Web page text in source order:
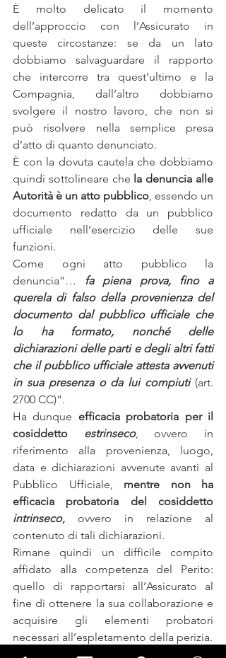
È molto delicato il momento
dell’approccio con l’Assicurato in
queste circostanze: se da un lato
dobbiamo salvaguardare il rapporto
che intercorre tra quest’ultimo e la
Compagnia, dall’altro dobbiamo
svolgere il nostro lavoro, che non si
può risolvere nella semplice presa
d’atto di quanto denunciato.
È con la dovuta cautela che dobbiamo
quindi sottolineare che la denuncia alle
Autorità è un atto pubblico, essendo un
documento redatto da un pubblico
ufficiale nell’esercizio delle sue
funzioni.
Come ogni atto pubblico la
denuncia“… fa piena prova, fino a
querela di falso della provenienza del
documento dal pubblico ufficiale che
lo ha formato, nonché delle
dichiarazioni delle parti e degli altri fatti
che il pubblico ufficiale attesta avvenuti
in sua presenza o da lui compiuti (art.
2700 CC)”.
Ha dunque efficacia probatoria per il
cosiddetto estrinseco, ovvero in
riferimento alla provenienza, luogo,
data e dichiarazioni avvenute avanti al
Pubblico Ufficiale, mentre non ha
intrinseco, ovvero in relazione al
contenuto di tali dichiarazioni.
Rimane quindi un difficile compito
affidato alla competenza del Perito:
quello di rapportarsi all’Assicurato al
fine di ottenere la sua collaborazione e
acquisire gli elementi probatori
necessari all’espletamento della perizia.
Per tornare infine alla goliardia che il